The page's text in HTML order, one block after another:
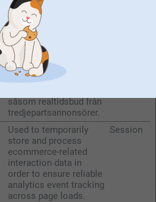
banners on the website
- This serves to
optimise the relevance
of the advertisements
on the website.
Används av Facebook
för att leverera en serie
såsom realtidsbud från
tredjepartsannonsörer.
Used to temporarily
store and process
ecommerce-related
interaction data in
order to ensure reliable
analytics event tracking
across page loads.
Session